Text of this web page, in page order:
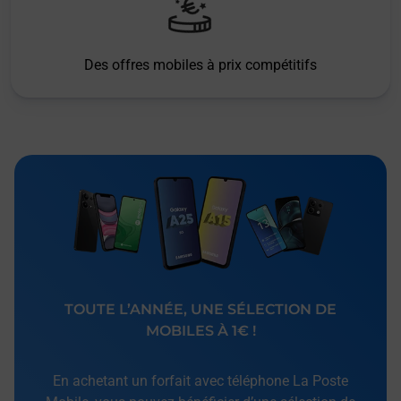
Des offres mobiles à prix compétitifs
TOUTE L’ANNÉE, UNE SÉLECTION DE
MOBILES À 1€ !
En achetant un forfait avec téléphone La Poste